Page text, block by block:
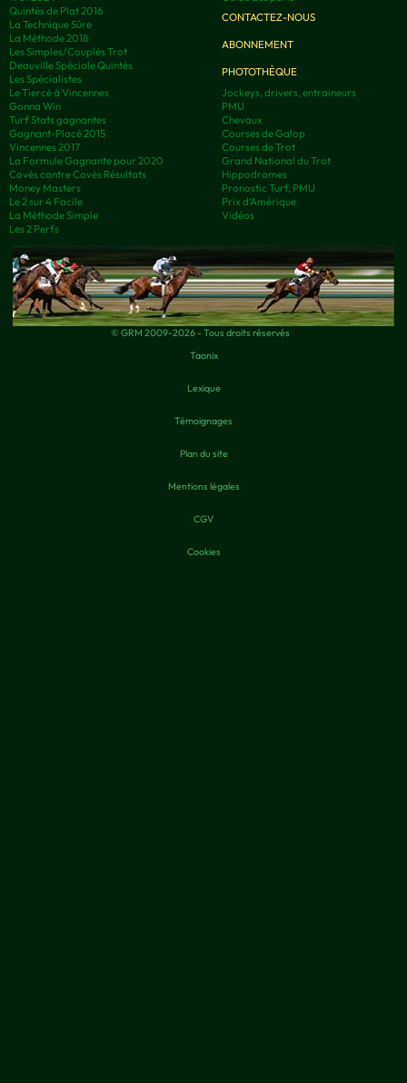
Quintés de Plat 2016
La Technique Sûre
La Méthode 2018
Les Simples/Couplés Trot
Deauville Spéciale Quintés
Les Spécialistes
Le Tiercé à Vincennes
Gonna Win
Turf Stats gagnantes
Gagnant-Placé 2015
Vincennes 2017
La Formule Gagnante pour 2020
Covès contre Covès Résultats
Money Masters
Le 2 sur 4 Facile
La Méthode Simple
Les 2 Perfs
CONTACTEZ-NOUS
ABONNEMENT
PHOTOTHÈQUE
Jockeys, drivers, entraineurs
PMU
Chevaux
Courses de Galop
Courses de Trot
Grand National du Trot
Hippodromes
Pronostic Turf, PMU
Prix d’Amérique
Vidéos
© GRM 2009-2026 - Tous droits réservés
Taonix
Lexique
Témoignages
Plan du site
Mentions légales
CGV
Cookies